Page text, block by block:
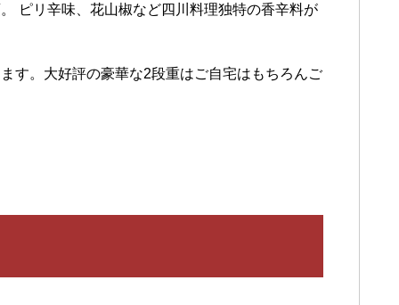
ピリ辛味、花山椒など四川料理独特の香辛料が
す。大好評の豪華な2段重はご自宅はもちろんご